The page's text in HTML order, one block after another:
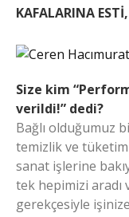
KAFALARINA
Size kim
verildi!” dedi?
Bağlı olduğumuz
temizlik ve
sanat işlerine
tek hepimizi aradı
gerekçesiyle